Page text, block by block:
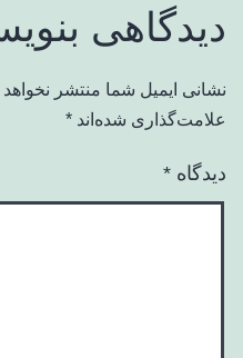
دیدگاهی
نشانی ایمیل شما منتشر
علامت‌گذاری شده‌اند *
دیدگاه *